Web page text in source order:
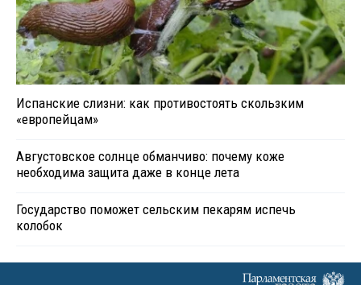
Испанские слизни: как противостоять скользким
«европейцам»
Августовское солнце обманчиво: почему коже
необходима защита даже в конце лета
Государство поможет сельским пекарям испечь
колобок